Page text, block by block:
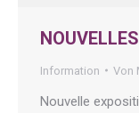
Information Von
Nouvelle